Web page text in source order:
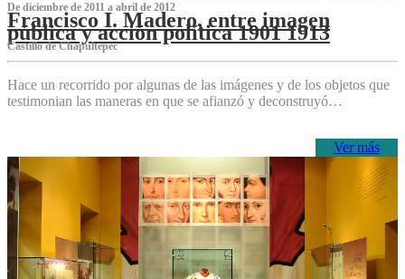
De diciembre de 2011 a abril de 2012
Francisco I. Madero, entre imagen
pública y acción política 1901 1913
Castillo de Chapultepec
Hace un recorrido por algunas de las imágenes y de los objetos que
testimonian las maneras en que se afianzó y deconstruyó…
Ver más